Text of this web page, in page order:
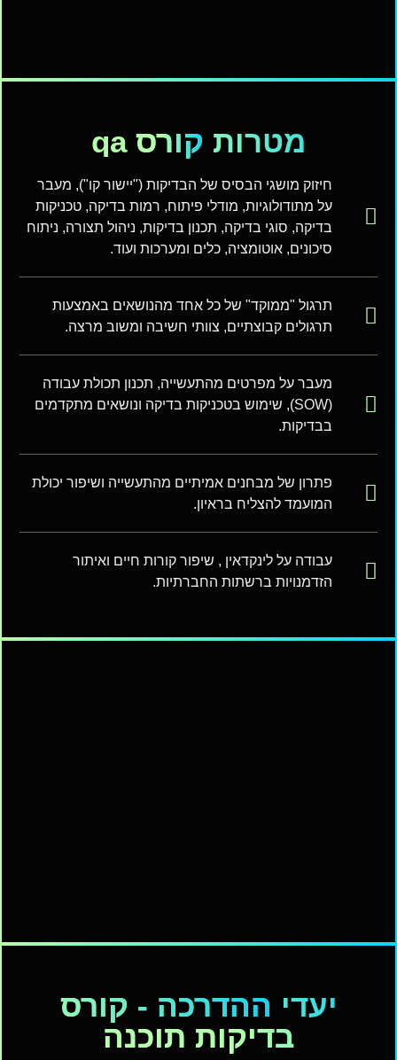
מטרות קורס qa
חיזוק מושגי הבסיס של הבדיקות ("יישור קו"), מעבר
על מתודולוגיות, מודלי פיתוח, רמות בדיקה, טכניקות
בדיקה, סוגי בדיקה, תכנון בדיקות, ניהול תצורה, ניתוח
סיכונים, אוטומציה, כלים ומערכות ועוד.
תרגול "ממוקד" של כל אחד מהנושאים באמצעות
תרגולים קבוצתיים, צוותי חשיבה ומשוב מרצה.
מעבר על מפרטים מהתעשייה, תכנון תכולת עבודה
(SOW), שימוש בטכניקות בדיקה ונושאים מתקדמים
בבדיקות.
פתרון של מבחנים אמיתיים מהתעשייה ושיפור יכולת
המועמד להצליח בראיון.
עבודה על לינקדאין , שיפור קורות חיים ואיתור
הזדמנויות ברשתות החברתיות.
יעדי ההדרכה - קורס
בדיקות תוכנה